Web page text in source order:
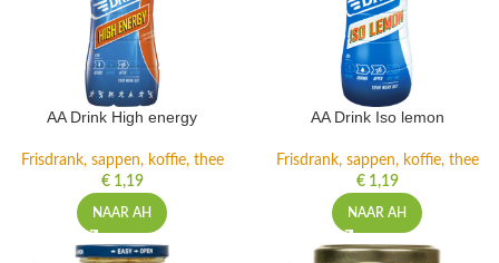
AA Drink High energy
Frisdrank, sappen, koffie, thee
€1,19
NAAR AH
AA Drink Iso lemon
Frisdrank, sappen, koffie, thee
€1,19
NAAR AH